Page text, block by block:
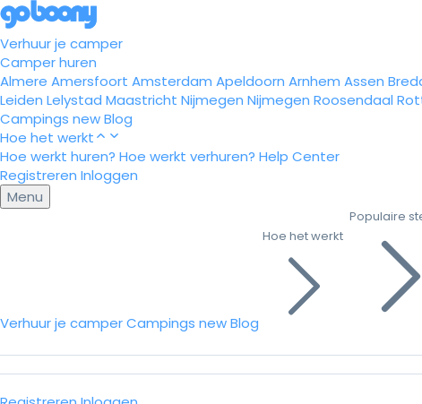
Verhuur je camper
Camper huren
Almere Amersfoort Amsterdam Apeldoorn Arnhem Assen
Leiden Lelystad Maastricht Nijmegen Nijmegen Roosendaal
Campings newBlog
Hoe het werkt
Hoe werkt huren? Hoe werkt verhuren? Help Center
Registreren Inloggen
Menu
Verhuur je camperCampings newBlog
Hoe het werkt
Populaire